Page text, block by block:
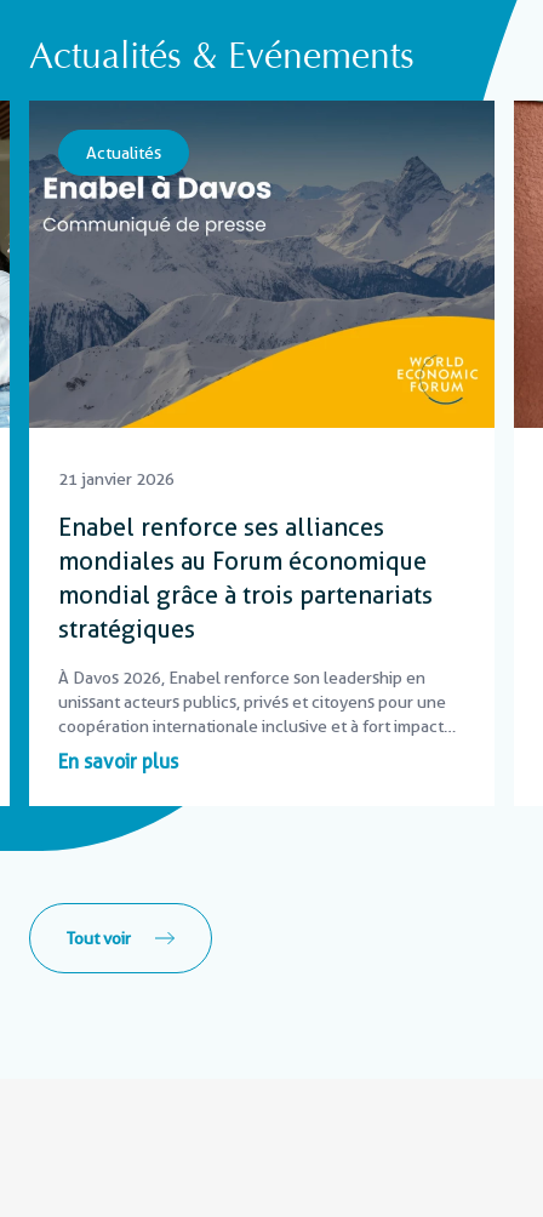
Actualités & Evénements
Actualités
21 janvier 2026
Enabel renforce ses alliances
mondiales au Forum économique
mondial grâce à trois partenariats
stratégiques
À Davos 2026, Enabel renforce son leadership en
unissant acteurs publics, privés et citoyens pour une
coopération internationale inclusive et à fort impact
local.
En savoir plus
Tout voir